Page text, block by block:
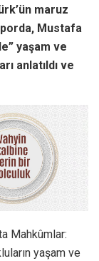
maruz
Mustafa
yaşam ve
anlatıldı ve
Mahkûmlar:
yaşam ve